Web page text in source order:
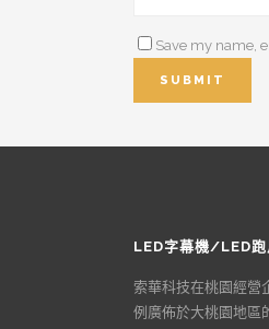
Save my name,
LED字幕機/LED
索華科技在桃園經營
例廣佈於大桃園地區